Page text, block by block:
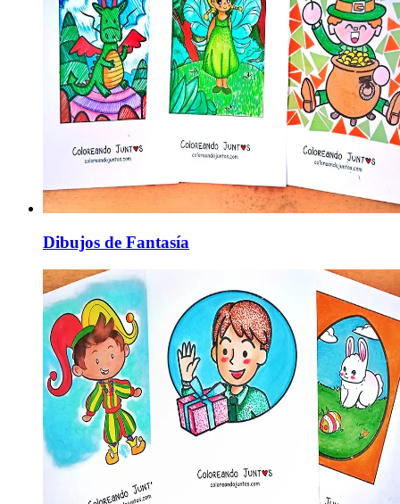
Dibujos de Fantasía